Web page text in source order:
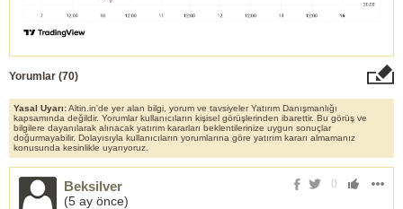
Yorumlar (70)
Yasal Uyarı:Altin.in'de yer alan bilgi, yorum ve tavsiyeler Yatırım Danışmanlığı
kapsamında değildir. Yorumlar kullanıcıların kişisel görüşlerinden ibarettir. Bu görüş ve
bilgilere dayanılarak alınacak yatırım kararları beklentilerinize uygun sonuçlar
doğurmayabilir. Dolayısıyla kullanıcıların yorumlarına göre yatırım kararı almamanız
konusunda kesinlikle uyarıyoruz.
0
Beksilver
(5 ay önce)